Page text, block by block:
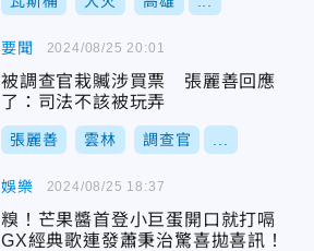
要聞
被調查官栽贓涉買票 張麗善回應
了：司法不該被玩弄
張麗善 雲林 調查官
2024/08/25 20:01
娛樂
糗！芒果醬首登小巨蛋開口就打嗝
GX經典歌連發蕭秉治驚喜拋喜訊！
2024/08/25 18:37